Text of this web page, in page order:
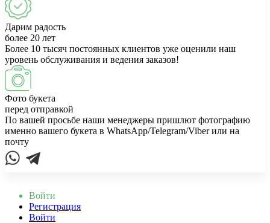
Дарим радость
более 20 лет
Более 10 тысяч постоянных клиентов уже оценили наш
уровень обслуживания и ведения заказов!
Фото букета
перед отправкой
По вашей просьбе наши менеджеры пришлют фотографию
именно вашего букета в WhatsApp/Telegram/Viber или на
почту
Войти
Регистрация
Войти